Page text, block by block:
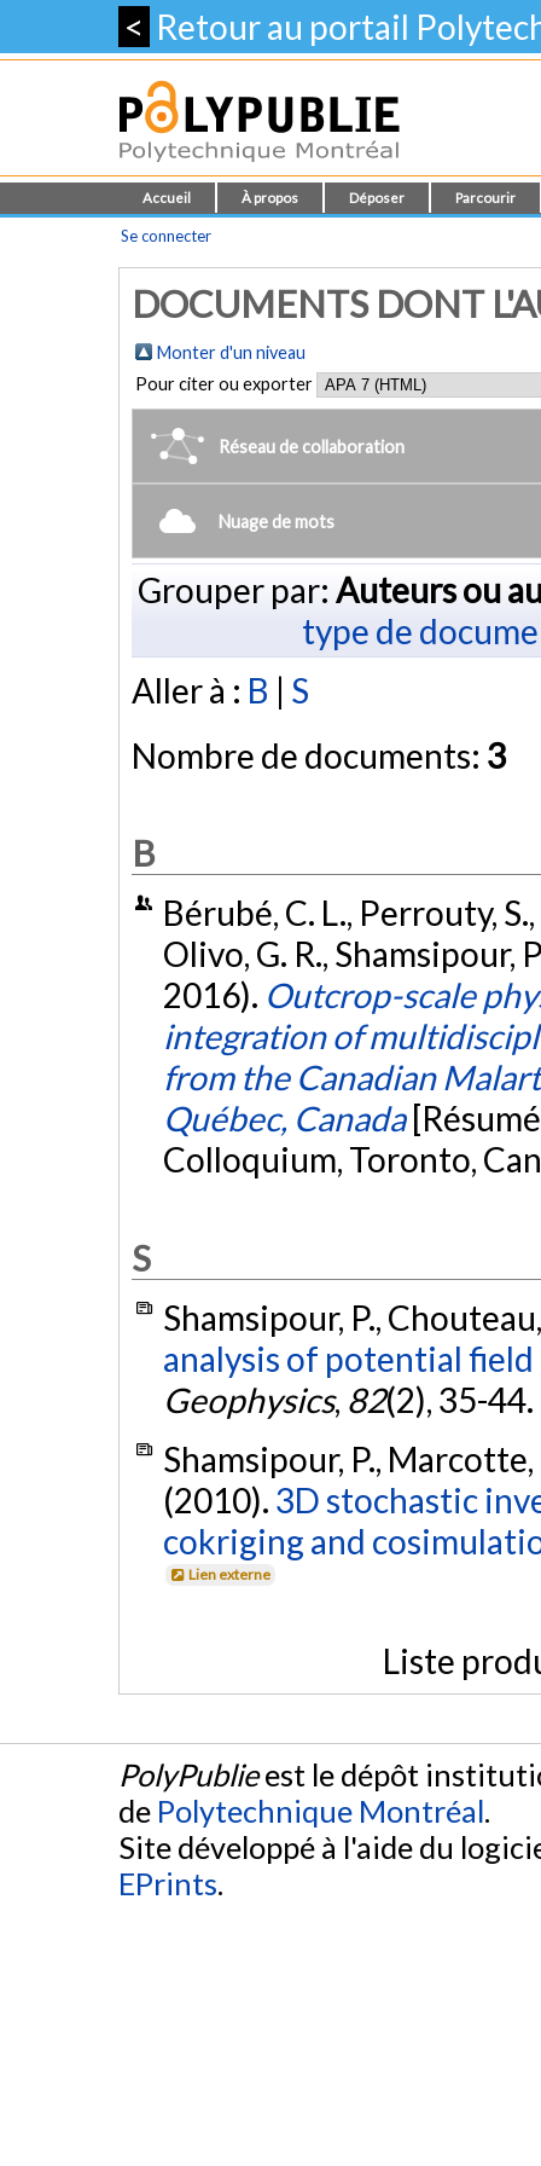
< Retour au portail
Accueil À propos Déposer Parcourir
Se connecter
DOCUMENTS DONT
Monter d'un niveau
Pour citer ou exporter
Réseau de collaboration
Nuage de mots
Grouper par: Auteurs ou
type de
Aller à : B | S
Nombre de documents: 3
B
Bérubé, C. L., Perrouty,
Olivo, G. R., Shamsipour,
2016). Outcrop-scale
integration of
from the Canadian
Québec, Canada
Colloquium, Toronto,
S
Shamsipour, P.,
analysis of potential
Geophysics, 82(2), 35-44.
Shamsipour, P.,
(2010). 3D stochastic
cokriging and
Lien externe
Liste
PolyPublieest le dépôt
de Polytechnique Montréal.
Site développé à l'aide du
EPrints.